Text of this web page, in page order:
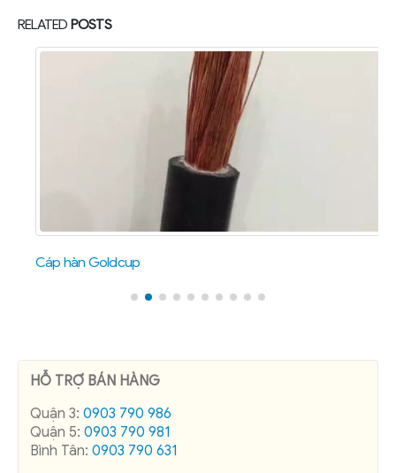
RELATED POSTS
Cáp hàn Goldcup
chuẩn Việt Nam (cho Sản phẩm) Tiêu chuẩn ISO 9001:...
HỖ TRỢ BÁN HÀNG